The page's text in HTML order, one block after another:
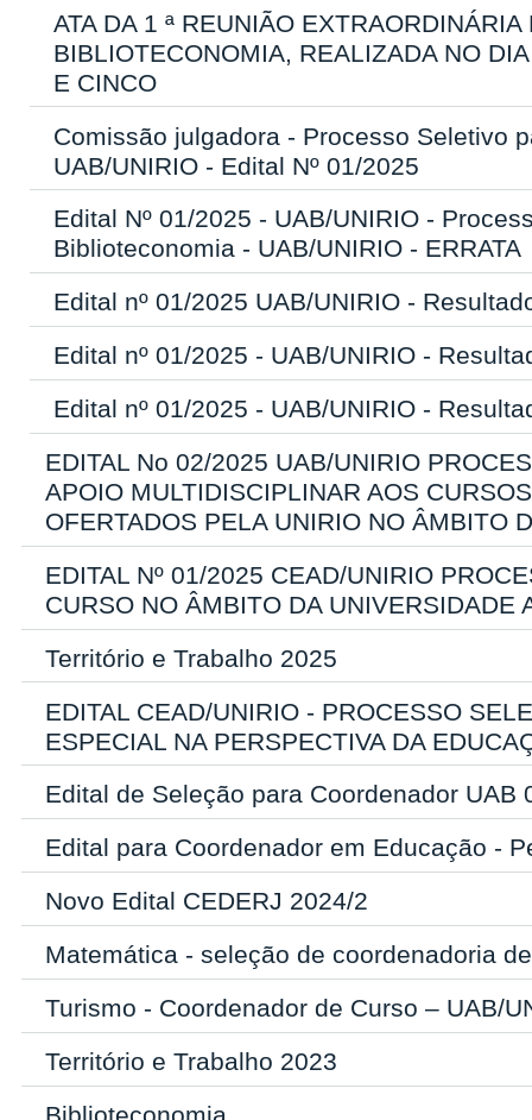
ATA DA 1 ª REUNIÃO
BIBLIOTECONOMIA, REALIZADA NO
E CINCO
Comissão julgadora - Processo Seletivo
UAB/UNIRIO - Edital Nº 01/2025
Edital Nº 01/2025 - UAB/UNIRIO -
Biblioteconomia - UAB/UNIRIO - ERRATA
Edital nº 01/2025 UAB/UNIRIO -
Edital nº 01/2025 - UAB/UNIRIO -
Edital nº 01/2025 - UAB/UNIRIO -
EDITAL No 02/2025 UAB/UNIRIO
APOIO MULTIDISCIPLINAR AOS
OFERTADOS PELA UNIRIO NO ÂMBITO
EDITAL Nº 01/2025 CEAD/UNIRIO
CURSO NO ÂMBITO DA UNIVERSIDADE
Território e Trabalho 2025
EDITAL CEAD/UNIRIO - PROCESSO
ESPECIAL NA PERSPECTIVA DA
Edital de Seleção para Coordenador UAB
Edital para Coordenador em Educação -
Novo Edital CEDERJ 2024/2
Matemática - seleção de coordenadoria
Turismo - Coordenador de Curso – UAB/
Território e Trabalho 2023
Biblioteconomia